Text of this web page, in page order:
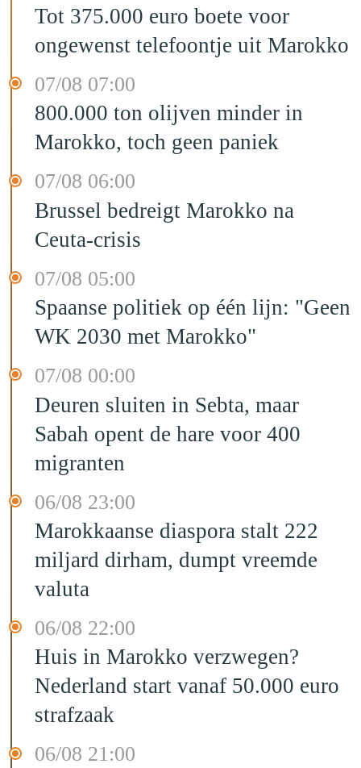
Tot 375.000 euro boete voor
ongewenst telefoontje uit Marokko
07/08 07:00
800.000 ton olijven minder in
Marokko, toch geen paniek
07/08 06:00
Brussel bedreigt Marokko na
Ceuta-crisis
07/08 05:00
Spaanse politiek op één lijn: "Geen
WK 2030 met Marokko"
07/08 00:00
Deuren sluiten in Sebta, maar
Sabah opent de hare voor 400
migranten
06/08 23:00
Marokkaanse diaspora stalt 222
miljard dirham, dumpt vreemde
valuta
06/08 22:00
Huis in Marokko verzwegen?
Nederland start vanaf 50.000 euro
strafzaak
06/08 21:00